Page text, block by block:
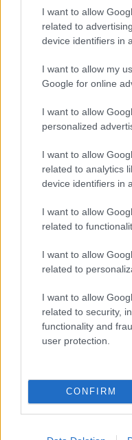
I want to allow
related to
device identifiers in
I want to allow my
Google for online
I want to allow
personalized
I want to allow
related to analytics
device identifiers in
I want to allow
related to
I want to allow
related to
I want to allow
related to security,
functionality and
user protection.
CONFIRM
TEMI: Bernardino
Martino Tamponi
Notizie Tempio
i tuoi
Su
345
Entra
Ricevi